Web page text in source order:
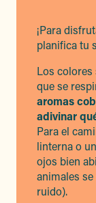
¡Para
planifica tu
Los colores
que se
aromas
adivinar
Para el
linterna o
ojos bien
animales
ruido).